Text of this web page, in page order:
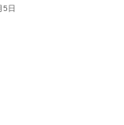
ア｢9A5336b｣を
5日